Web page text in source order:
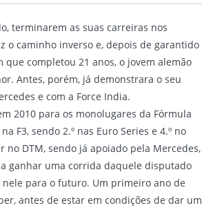
terminarem as suas carreiras nos
o caminho inverso e, depois de garantido
completou 21 anos, o jovem alemão
Antes, porém, já demonstrara o seu
e com a Force India.
2010 para os monolugares da Fórmula
F3, sendo 2.º nas Euro Series e 4.º no
DTM, sendo já apoiado pela Mercedes,
ganhar uma corrida daquele disputado
para o futuro. Um primeiro ano de
antes de estar em condições de dar um